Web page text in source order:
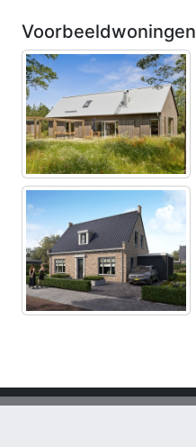
Voorbeeldwoningen